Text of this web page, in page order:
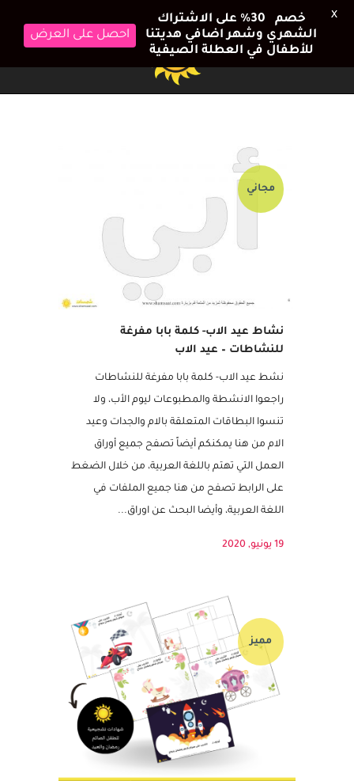
نشاط عيد الاب- كلمة بابا مفرغة
للنشاطات – عيد الاب
نشط عيد الاب- كلمة بابا مفرغة للنشاطات
راجعوا الانشطة والمطبوعات ليوم الأب، ولا
تنسوا البطاقات المتعلقة بالام والجدات وعيد
الام من هنا يمكنكم أيضاً تصفح جميع أوراق
العمل التي تهتم باللغة العربية، من خلال الضغط
مميز
خصم 30٪ على الاشتراك
الشهري وشهر اضافي هديتنا
للأطفال في العطلة الصيفية
احصل على العرض
X